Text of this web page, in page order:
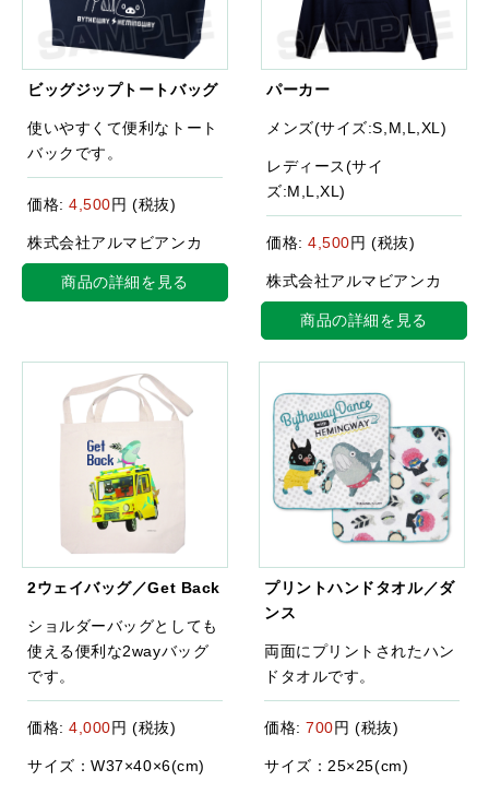
ビッグジップトートバッグ
使いやすくて便利なトート
バックです。
価格:4,500円 (税抜)
株式会社アルマビアンカ
商品の詳細を見る
パーカー
メンズ(サイズ:S,M,L,XL)
レディース(サイ
ズ:M,L,XL)
価格:4,500円 (税抜)
株式会社アルマビアンカ
商品の詳細を見る
2ウェイバッグ／Get Back
ショルダーバッグとしても
使える便利な2wayバッグ
です。
価格:4,000円 (税抜)
サイズ：W37×40×6(cm)
プリントハンドタオル／ダ
ンス
両面にプリントされたハン
ドタオルです。
価格:700円 (税抜)
サイズ：25×25(cm)